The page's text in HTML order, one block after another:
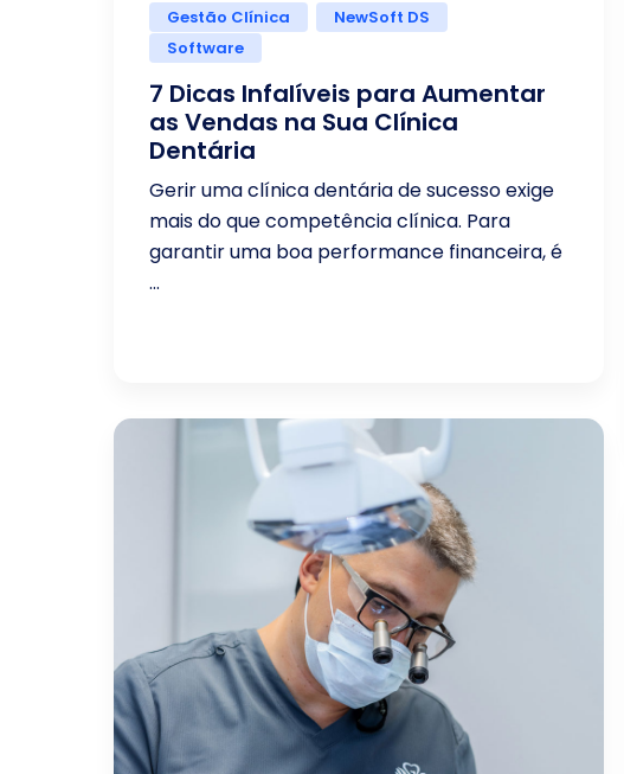
Gestão Clínica
NewSoft DS
Software
7 Dicas Infalíveis para Aumentar
as Vendas na Sua Clínica
Dentária
Gerir uma clínica dentária de sucesso exige
mais do que competência clínica. Para
garantir uma boa performance financeira, é
...